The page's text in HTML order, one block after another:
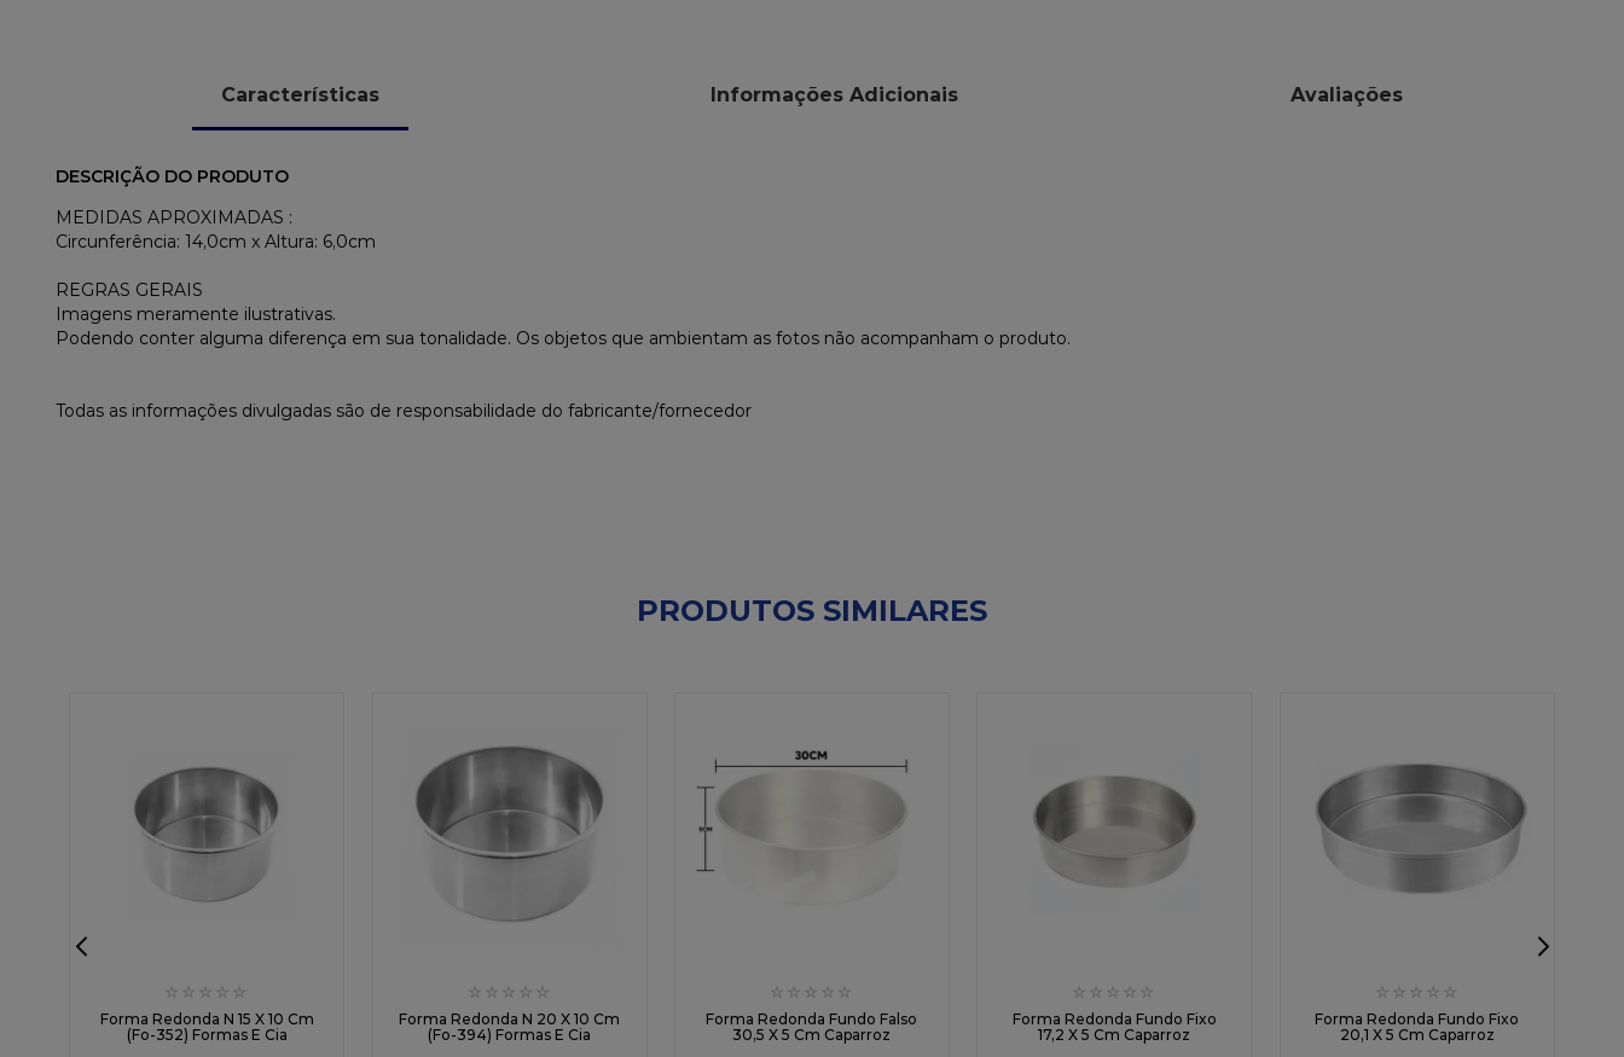
Características Informações Adicionais Avaliações
DESCRIÇÃO DO PRODUTO
MEDIDAS APROXIMADAS :
Circunferência: 14,0cm x Altura: 6,0cm
REGRAS GERAIS
Imagens meramente ilustrativas.
Podendo conter alguma diferença em sua tonalidade. Os objetos que ambientam as fotos não acompanham o produto.
Todas as informações divulgadas são de responsabilidade do fabricante/fornecedor
PRODUTOS SIMILARES
☆ ☆ ☆ ☆ ☆
Forma Redonda N 15 X 10 Cm
(Fo-352) Formas E Cia
☆ ☆ ☆ ☆ ☆
Forma Redonda N 20 X 10 Cm
(Fo-394) Formas E Cia
☆ ☆ ☆ ☆ ☆
Forma Redonda Fundo Falso
30,5 X 5 Cm Caparroz
☆ ☆ ☆ ☆ ☆
Forma Redonda Fundo Fixo
17,2 X 5 Cm Caparroz
☆ ☆ ☆ ☆ ☆
Forma Redonda Fundo Fixo
20,1 X 5 Cm Caparroz